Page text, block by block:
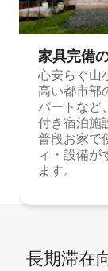
家具完備
心安らぐ山
高い都市部
パートなど
付き宿泊施
普段お家で
ィ・設備が
ます。
長期滞在